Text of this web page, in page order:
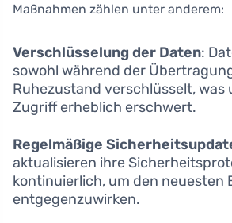
Maßnahmen zählen unter anderem:
Verschlüsselung der Daten:
sowohl während der
Ruhezustand verschlüsselt,
Zugriff erheblich erschwert.
Regelmäßige
aktualisieren ihre
kontinuierlich, um den neuesten
entgegenzuwirken.